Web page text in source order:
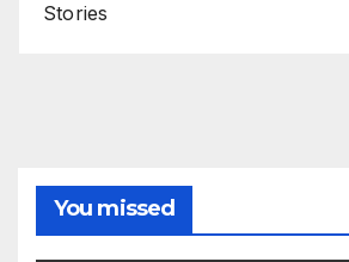
Stories
You missed